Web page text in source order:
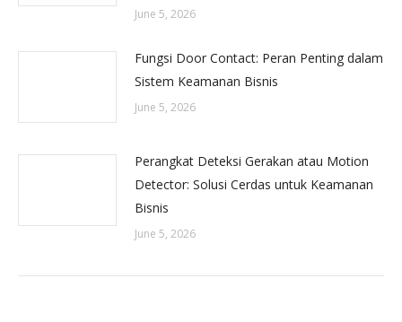
June 5, 2026
Fungsi Door Contact: Peran Penting dalam
Sistem Keamanan Bisnis
June 5, 2026
Perangkat Deteksi Gerakan atau Motion
Detector: Solusi Cerdas untuk Keamanan
Bisnis
June 5, 2026